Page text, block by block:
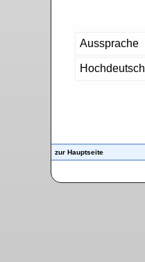
Aussprache
Hochdeutsch
zur Hauptseite